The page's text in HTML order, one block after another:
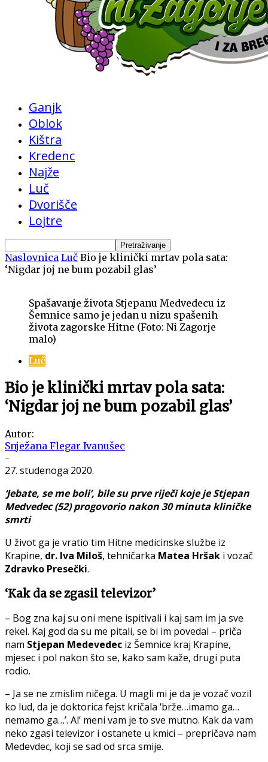
Ganjk
Oblok
Kištra
Kredenc
Najže
Luč
Dvorišče
Lojtre
Naslovnica Luč Bio je klinički mrtav pola sata:
‘Nigdar joj ne bum pozabil glas’
Spašavanje života Stjepanu Medvedecu iz
Šemnice samo je jedan u nizu spašenih
života zagorske Hitne (Foto: Ni Zagorje
malo)
Luč
Bio je klinički mrtav pola sata:
‘Nigdar joj ne bum pozabil glas’
Autor:
Snježana Flegar Ivanušec
-
27. studenoga 2020.
‘Jebate, se me boli’, bile su prve riječi koje je Stjepan
Medvedec (52) progovorio nakon 30 minuta kliničke
smrti
U život ga je vratio tim Hitne medicinske službe iz
Krapine, dr. Iva Miloš, tehničarka Matea Hršak i vozač
Zdravko Presečki.
‘Kak da se zgasil televizor’
– Bog zna kaj su oni mene ispitivali i kaj sam im ja sve
rekel. Kaj god da su me pitali, se bi im povedal – priča
nam Stjepan Medevedec iz Šemnice kraj Krapine,
mjesec i pol nakon što se, kako sam kaže, drugi puta
rodio.
– Ja se ne zmislim ničega. U magli mi je da je vozač vozil
ko lud, da je doktorica fejst kričala ‘brže…imamo ga…
nemamo ga…’. Al’ meni vam je to sve mutno. Kak da vam
neko zgasi televizor i ostanete u kmici – prepričava nam
Medevdec, koji se sad od srca smije.